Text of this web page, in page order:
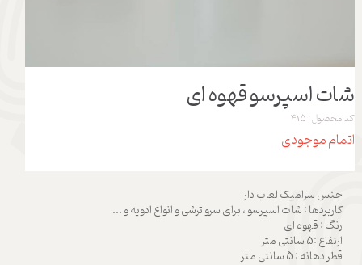
شات اسپرسو قهوه ای
کد محصول: 415
اتمام موجودی
جنس سرامیک لعاب دار
کاربردها : شات اسپرسو ، برای سرو ترشی و انواع ادویه و ...
رنگ : قهوه ای
ارتفاع :5 سانتی متر
قطر دهانه : 5 سانتی متر